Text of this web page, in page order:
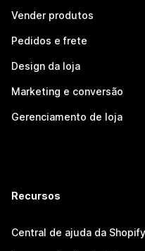
Vender produtos
Pedidos e frete
Design da loja
Marketing e conversão
Gerenciamento de loja
Recursos
Central de ajuda da Shopify